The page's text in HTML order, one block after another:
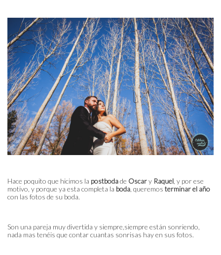
Hace poquito que hicimos la postbodade Oscary Raquel , y por ese
motivo, y porque ya esta completa la boda , queremos terminar el año
con las fotos de su boda.
Son una pareja muy divertida y siempre,siempre están sonriendo,
nada mas tenéis que contar cuantas sonrisas hay en sus fotos.